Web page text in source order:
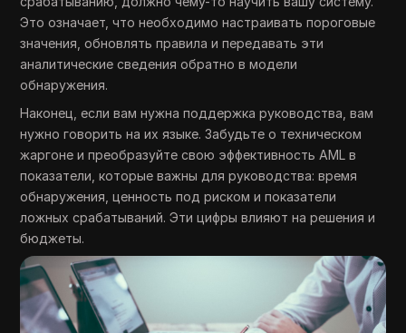
Это означает, что необходимо настраивать пороговые
значения, обновлять правила и передавать эти
аналитические сведения обратно в модели
обнаружения.
Наконец, если вам нужна поддержка руководства, вам
нужно говорить на их языке. Забудьте о техническом
жаргоне и преобразуйте свою эффективность AML в
показатели, которые важны для руководства: время
обнаружения, ценность под риском и показатели
ложных срабатываний. Эти цифры влияют на решения и
бюджеты.